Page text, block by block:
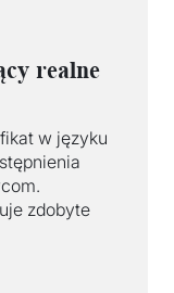
realne
w języku
zdobyte